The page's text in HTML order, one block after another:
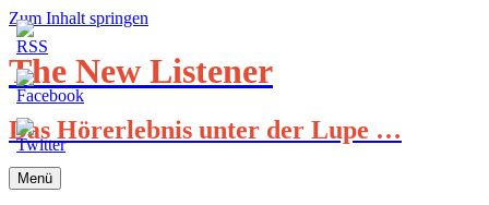
Zum Inhalt springen
The New Listener
Das Hörerlebnis unter der Lupe …
Menü